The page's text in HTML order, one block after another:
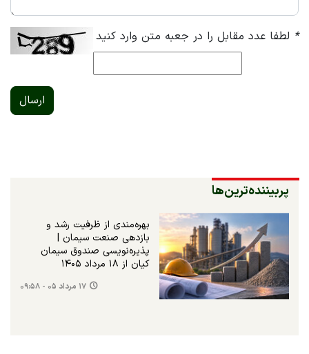
* لطفا عدد مقابل را در جعبه متن وارد کنید
ارسال
پربیننده‌ترین‌ها
بهره‌مندی از ظرفیت رشد و
بازدهی صنعت سیمان |
پذیره‌نویسی صندوق سیمان
کیان از ۱۸ مرداد ۱۴۰۵
۱۷ مرداد ۰۵ - ۰۹:۵۸